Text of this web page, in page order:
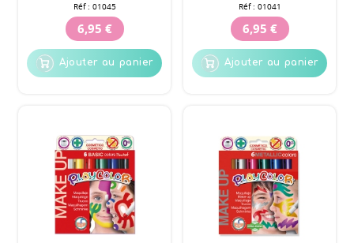
Réf : 01045
6,95 €
Ajouter au panier
Réf : 01041
6,95 €
Ajouter au panier